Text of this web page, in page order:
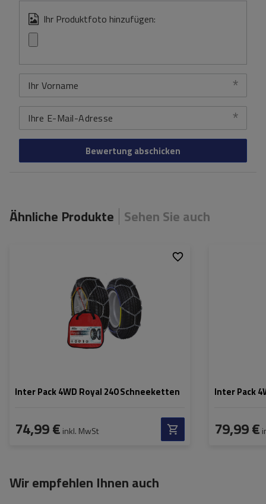
Ihr Produktfoto hinzufügen:
Ihr Vorname
Ihre E-Mail-Adresse
Bewertung abschicken
Ähnliche Produkte Sehen Sie auch
Inter Pack 4WD Royal 240 Schneeketten
74,99 € inkl. MwSt
ohne Auffahren
Selbstspannsystem:
nein
ÖNORM V5117
Inter Pack
79,99 €
Wir empfehlen Ihnen auch